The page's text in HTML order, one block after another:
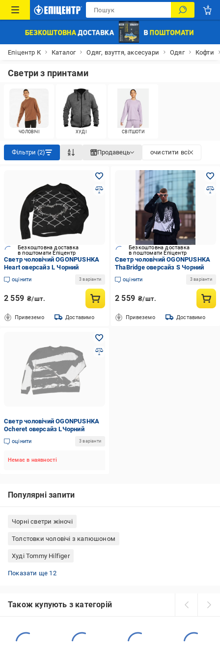
Епіцентр К Каталог Одяг, взуття, аксесуари Одяг Кофти
Светри з принтами
ЧОЛОВІЧІ ХУДІ СВІТШОТИ
Фільтри (2) Продавець очистити всі
Безкоштовна доставка
в поштомати Епіцентр
Светр чоловічий OGONPUSHKA
Heart оверсайз L Чорний
оцінити 3 варіанти
2 559 ₴/шт.
Привеземо Доставимо
Безкоштовна доставка
в поштомати Епіцентр
Светр чоловічий OGONPUSHKA
ThaBridge оверсайз S Чорний
оцінити 3 варіанти
2 559 ₴/шт.
Привеземо Доставимо
Светр чоловічий OGONPUSHKA
Ocheret оверсайз LЧорний
оцінити 3 варіанти
Немає в наявності
Популярні запити
Чорні светри жіночі
Толстовки чоловічі з капюшоном
Худі Tommy Hilfiger
Вовняні светри
Блакитні светри
Светри під горло
Олімпійки чоловічі
В'язані кардигани
Кофти на замку жіночі
Чоловічі кофти на замку
Світшоти з блискавкою на комірі
Худі оверсайз чоловічі
Толстовки жіночі
Худі на блискавці чоловічі
Толстовки чоловічі брендові
Показати ще 12
Також купують з категорій